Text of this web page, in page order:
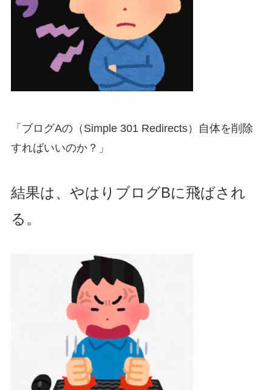
「ブログAの（Simple 301 Redirects）自体を削除
すればいいのか？」
結果は、やはりブログBに飛ばされ
る。